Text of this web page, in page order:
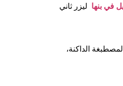
في بنها ليزر ثاني
المصطبغة الداكنة،